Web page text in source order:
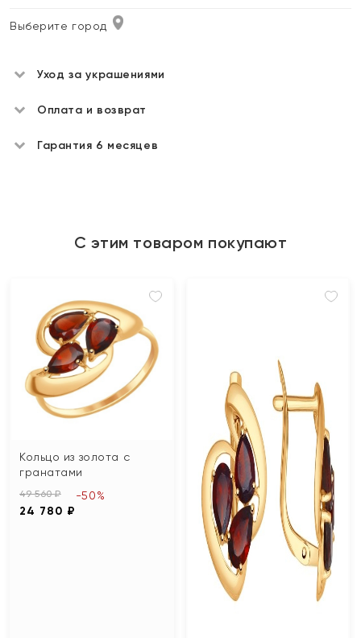
Выберите город
Уход за украшениями
Оплата и возврат
Гарантия 6 месяцев
С этим товаром покупают
Кольцо из золота с
гранатами
49 560 ₽
24 780 ₽
-50%